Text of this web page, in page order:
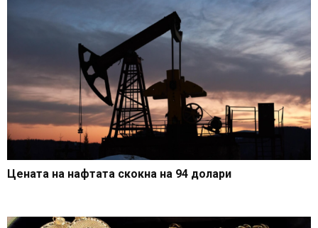
Цената на нафтата скокна на 94 долари